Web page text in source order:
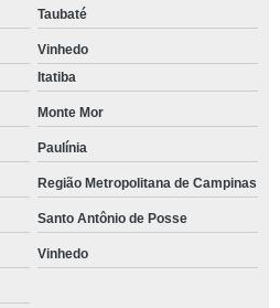
Taubaté
Vinhedo
Itatiba
Monte Mor
Paulínia
Região Metropolitana de Campinas
Santo Antônio de Posse
Vinhedo